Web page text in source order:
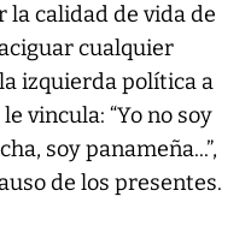
la calidad de vida de
cualquier
izquierda política a
vincula: “Yo no soy
soy panameña...”,
de los presentes.